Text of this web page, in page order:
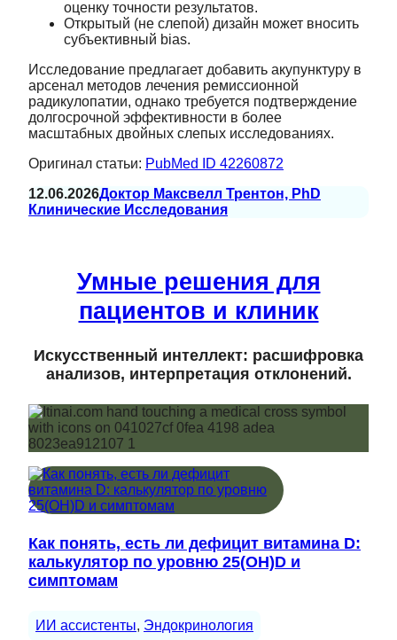
оценку точности результатов.
Открытый (не слепой) дизайн может вносить
субъективный bias.
Исследование предлагает добавить акупунктуру в
арсенал методов лечения ремиссионной
радикулопатии, однако требуется подтверждение
долгосрочной эффективности в более
масштабных двойных слепых исследованиях.
Оригинал статьи: PubMed ID 42260872
12.06.2026Доктор Максвелл Трентон, PhD
Клинические Исследования
Умные решения для
пациентов и клиник
Искусственный интеллект: расшифровка
анализов, интерпретация отклонений.
Как понять, есть ли дефицит витамина D:
калькулятор по уровню 25(OH)D и
симптомам
ИИ ассистенты, Эндокринология